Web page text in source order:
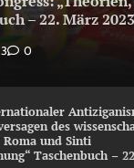
– 22. März 2023
0
des
und Sinti
Taschenbuch –